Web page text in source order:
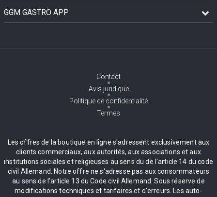
GGM GASTRO APP
Contact
Avis juridique
Politique de confidentialité
Termes
Les offres de la boutique en ligne s'adressent exclusivement aux
clients commerciaux, aux autorités, aux associations et aux
institutions sociales et religieuses au sens du de l'article 14 du code
civil Allemand. Notre offre ne s'adresse pas aux consommateurs
au sens de l'article 13 du Code civil Allemand. Sous réserve de
modifications techniques et tarifaires et d'erreurs. Les auto-